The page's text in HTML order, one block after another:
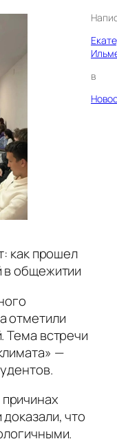
в
как прошел
в общежитии
отметили
Тема встречи
—
что